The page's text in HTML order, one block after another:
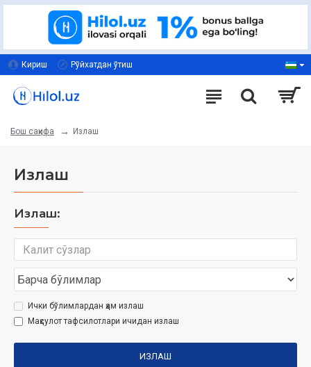
Кириш Рўйхатдан ўтиш
Бош саҳифа Излаш
Излаш
Излаш:
Ички бўлимлардан ҳам излаш
Маҳсулот тафсилотлари ичидан излаш
ИЗЛАШ